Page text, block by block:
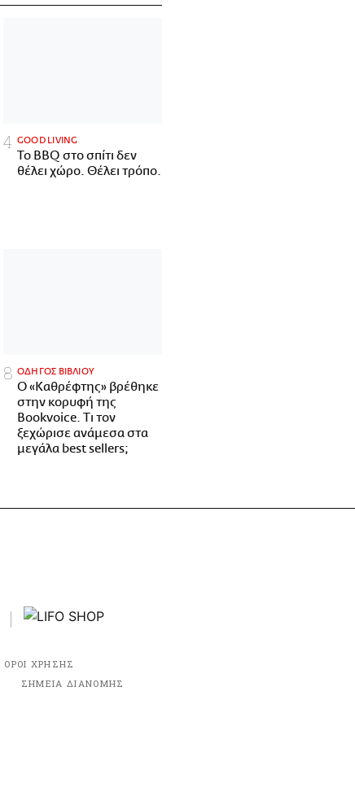
GOOD LIVING
Το BBQ στο σπίτι δεν
θέλει χώρο. Θέλει τρόπο.
ΟΔΗΓΟΣ ΒΙΒΛΙΟΥ
Ο «Καθρέφτης» βρέθηκε
στην κορυφή της
Bookvoice. Τι τον
ξεχώρισε ανάμεσα στα
μεγάλα best sellers;
ΟΡΟΙ ΧΡΗΣΗΣ
ΣΗΜΕΙΑ ΔΙΑΝΟΜΗΣ